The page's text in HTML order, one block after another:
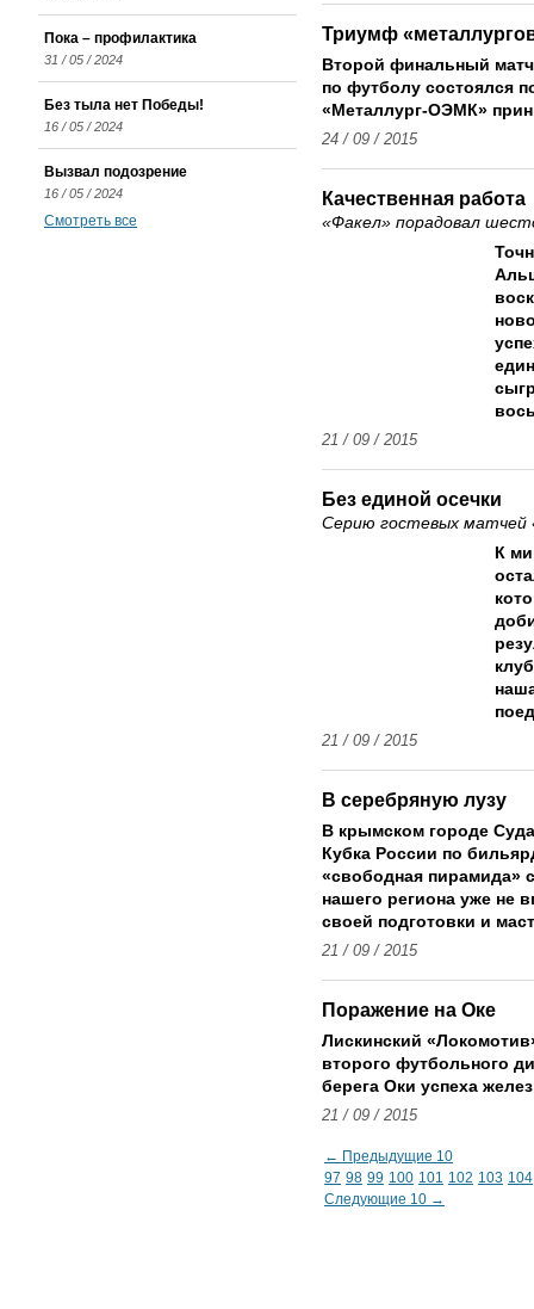
Триумф
Второй финальный
по футболу состоялся
«Металлург-ОЭМК»
24 / 09 / 2015
Качественная работа
«Факел» порадовал
21 / 09 / 2015
Без единой осечки
Серию гостевых матчей
К
21 / 09 / 2015
В серебряную лузу
В крымском городе
Кубка России по
«свободная пирамида»
нашего региона уже не
своей подготовки и
21 / 09 / 2015
Поражение на Оке
Лискинский
второго футбольного
берега Оки успеха
21 / 09 / 2015
← Предыдущие 10
97 98 99 100 101 102 103 104
Следующие 10 →
Пока – профилактика
31 / 05 / 2024
Без тыла нет Победы!
16 / 05 / 2024
Вызвал подозрение
16 / 05 / 2024
Смотреть все